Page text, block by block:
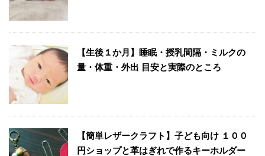
【生後１か月】睡眠・授乳間隔・ミルクの
量・体重・外出 目安と実際のところ
【簡単レザークラフト】子ども向け １００
円ショップと革はぎれで作るキーホルダー